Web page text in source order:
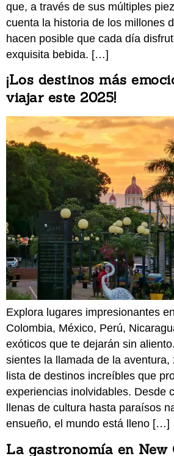
que, a través de sus múltiples
cuenta la historia de los millones
hacen posible que cada día
exquisita bebida. […]
¡Los destinos más
viajar este 2025!
Explora lugares impresionantes
Colombia, México, Perú,
exóticos que te dejarán sin
sientes la llamada de la aventura,
lista de destinos increíbles que
experiencias inolvidables. Desde
llenas de cultura hasta paraísos
ensueño, el mundo está lleno […]
La gastronomía en New